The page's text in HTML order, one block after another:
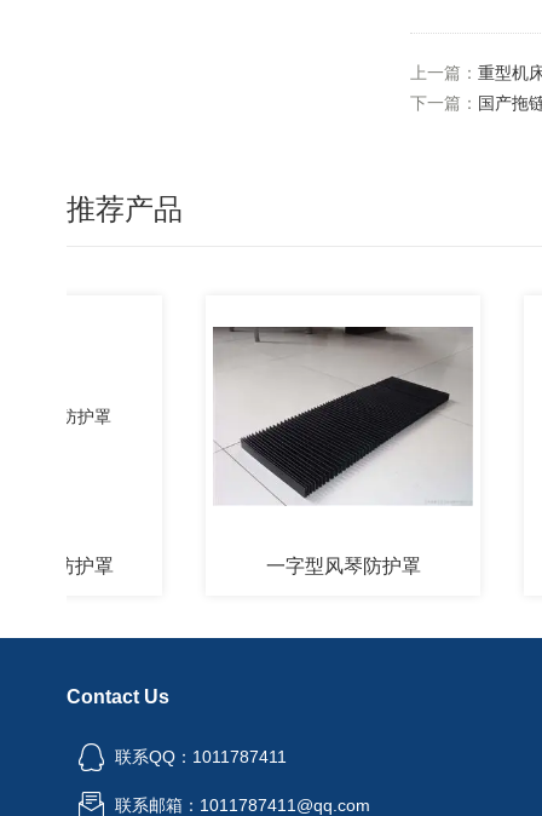
上一篇： 重型机
下一篇： 国产拖
推荐产品
防护罩 一字型风琴防护罩
Contact Us
联系QQ：1011787411
联系邮箱：1011787411@qq.com